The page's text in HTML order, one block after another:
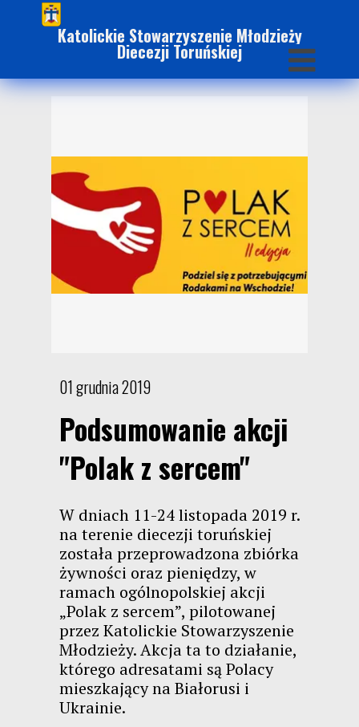
Katolickie Stowarzyszenie Młodzieży
Diecezji Toruńskiej
01 grudnia 2019
Podsumowanie akcji
"Polak z sercem"
W dniach 11-24 listopada 2019 r.
na terenie diecezji toruńskiej
została przeprowadzona zbiórka
żywności oraz pieniędzy, w
ramach ogólnopolskiej akcji
„Polak z sercem”, pilotowanej
przez Katolickie Stowarzyszenie
Młodzieży. Akcja ta to działanie,
którego adresatami są Polacy
mieszkający na Białorusi i
Ukrainie.